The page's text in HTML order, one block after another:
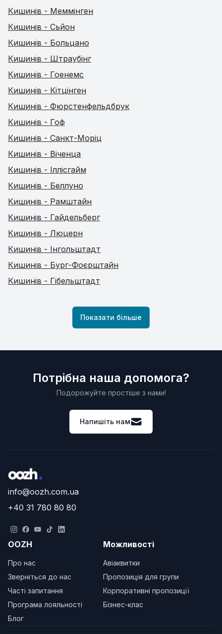
Кишинів - Меммінген
Кишинів - Сьйон
Кишинів - Больцано
Кишинів - Штраубінг
Кишинів - Гоенемс
Кишинів - Кітцінген
Кишинів - Фюрстенфельдбрук
Кишинів - Гоф
Кишинів - Санкт-Моріц
Кишинів - Віченца
Кишинів - Іллісгайм
Кишинів - Беллуно
Кишинів - Рамштайн
Кишинів - Гайдельберг
Кишинів - Люцерн
Кишинів - Інгольштадт
Кишинів - Бург-Фоєрштайн
Кишинів - Гібельштадт
Показати більше
Потрібна наша допомога?
Подорожуйте простіше з нами!
Напишіть нам
info@oozh.com.ua
+40 31 780 80 80
OOZH
Про нас
Зверніться до нас
Часті запитання
Програма лояльності
Блог
Можливості
Авіаквитки
Пропозиція для групи
Корпоративні пропозиції
Бізнес-клас